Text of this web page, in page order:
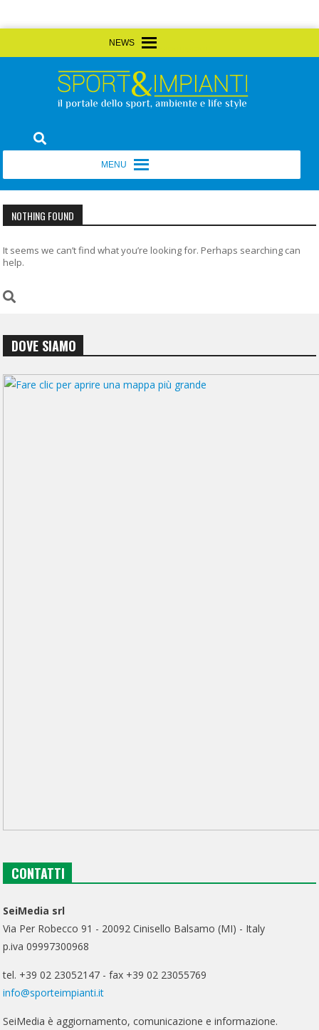
to
Sport&Impianti
NOTHING FOUND
It seems we can’t find what you’re looking for. Perhaps searching can
help.
DOVE SIAMO
CONTATTI
SeiMedia srl
Via Per Robecco 91 - 20092 Cinisello Balsamo (MI) - Italy
p.iva 09997300968
tel. +39 02 23052147 - fax +39 02 23055769
info@sporteimpianti.it
SeiMedia è aggiornamento, comunicazione e informazione.